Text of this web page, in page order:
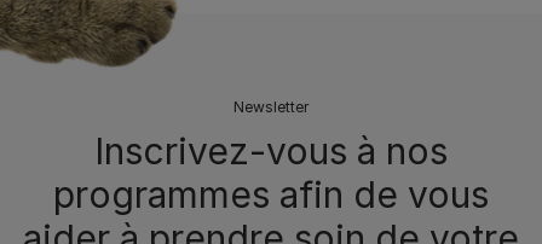
Newsletter
Inscrivez-vous à nos
programmes afin de vous